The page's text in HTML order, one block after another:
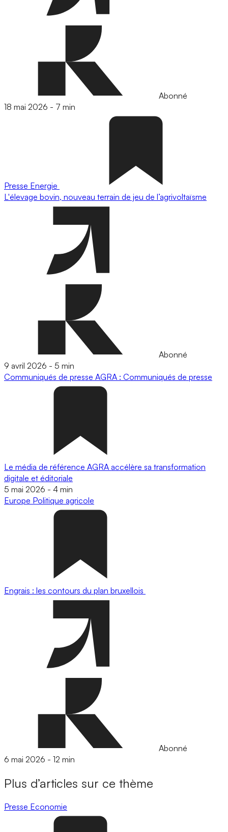
Abonné
18 mai 2026 - 7 min
Presse Energie
L'élevage bovin, nouveau terrain de jeu de l’agrivoltaïsme
Abonné
9 avril 2026 - 5 min
Communiqués de presse AGRA : Communiqués de presse
Le média de référence AGRA accélère sa transformation
digitale et éditoriale
5 mai 2026 - 4 min
Europe Politique agricole
Engrais : les contours du plan bruxellois
Abonné
6 mai 2026 - 12 min
Plus d’articles sur ce thème
Presse Economie